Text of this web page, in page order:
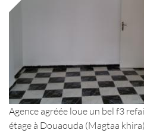
Agence agréée loue un bel f3
étage à Douaouda (Magtaa